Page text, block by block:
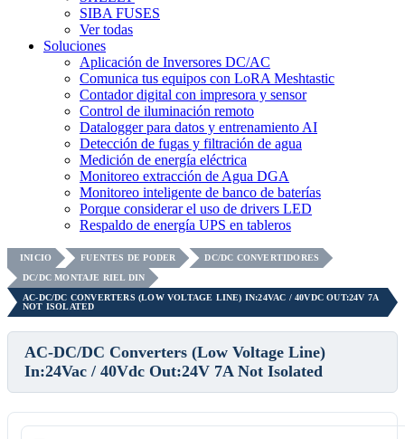
SIBA FUSES
Ver todas
Soluciones
Aplicación de Inversores DC/AC
Comunica tus equipos con LoRA Meshtastic
Contador digital con impresora y sensor
Control de iluminación remoto
Datalogger para datos y entrenamiento AI
Detección de fugas y filtración de agua
Medición de energía eléctrica
Monitoreo extracción de Agua DGA
Monitoreo inteligente de banco de baterías
Porque considerar el uso de drivers LED
Respaldo de energía UPS en tableros
INICIO FUENTES DE PODER
DC/DC CONVERTIDORES
DC/DC MONTAJE RIEL DIN
AC-DC/DC CONVERTERS (LOW VOLTAGE LINE) IN:24VAC / 40VDC OUT:24V 7A
NOT ISOLATED
AC-DC/DC Converters (Low Voltage Line)
In:24Vac / 40Vdc Out:24V 7A Not Isolated